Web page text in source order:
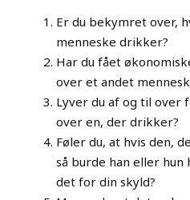
Er du bekymret over,
menneske drikker?
Har du fået
over et andet
Lyver du af og til
over en, der drikker?
Føler du, at hvis den,
så burde han eller
det for din skyld?